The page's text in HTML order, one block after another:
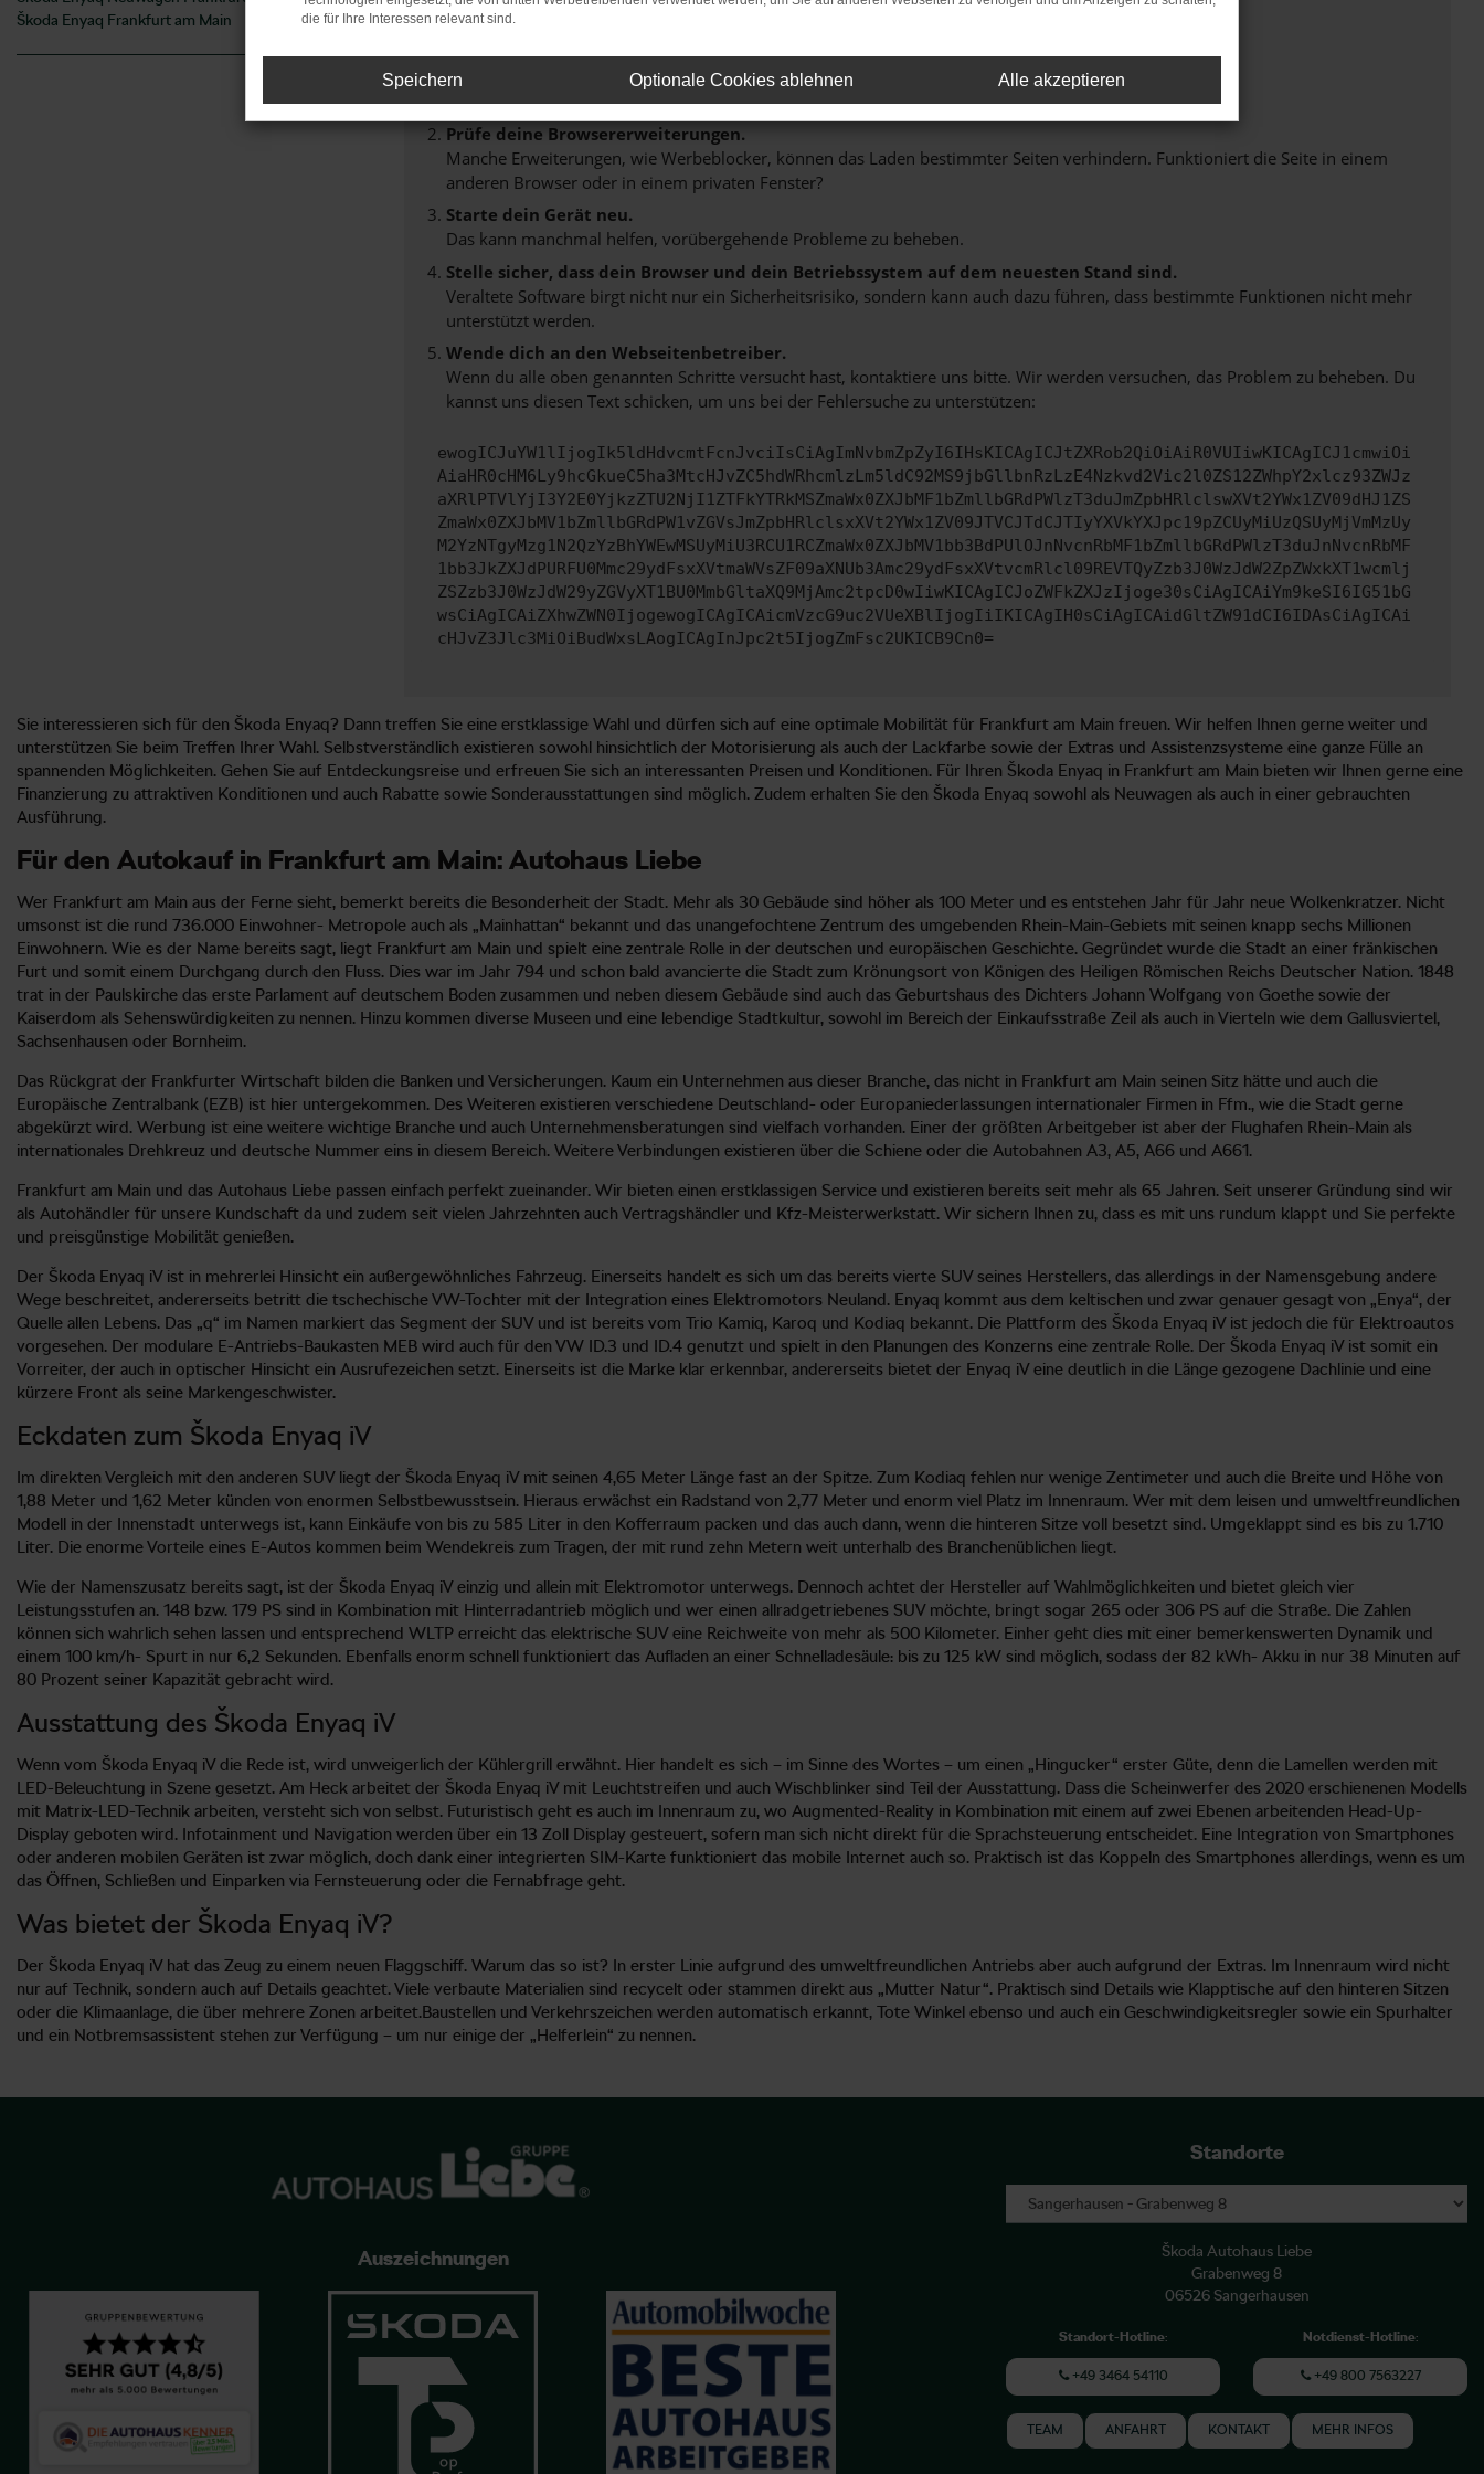
Škoda Enyaq Frankfurt am Main
Beim Laden ist ein Fehler aufgetreten.
Überprüfe deine Firewall und deine Internetverbindung.
Laden andere Webseiten, zum Beispiel deine Suchmaschine?
Prüfe deine Browsererweiterungen.
Manche Erweiterungen, wie Werbeblocker, können das Laden bestimmter Seiten verhindern. Funktioniert die Seite in einem
anderen Browser oder in einem privaten Fenster?
Starte dein Gerät neu.
Das kann manchmal helfen, vorübergehende Probleme zu beheben.
Stelle sicher, dass dein Browser und dein Betriebssystem auf dem neuesten Stand sind.
Veraltete Software birgt nicht nur ein Sicherheitsrisiko, sondern kann auch dazu führen, dass bestimmte Funktionen nicht mehr
unterstützt werden.
Wende dich an den Webseitenbetreiber.
Wenn du alle oben genannten Schritte versucht hast, kontaktiere uns bitte. Wir werden versuchen, das Problem zu beheben. Du
kannst uns diesen Text schicken, um uns bei der Fehlersuche zu unterstützen:
ewogICJuYW1lIjogIk5ldHdvcmtFcnJvciIsCiAgImNvbmZpZyI6IHsKICAgICJtZXRob2QiOiAiR0VUIiwKICAgICJ1cmwiOi
AiaHR0cHM6Ly9hcGkueC5ha3MtcHJvZC5hdWRhcmlzLm5ldC92MS9jbGllbnRzLzE4Nzkvd2Vic2l0ZS12ZWhpY2xlcz93ZWJz
aXRlPTVlYjI3Y2E0YjkzZTU2NjI1ZTFkYTRkMSZmaWx0ZXJbMF1bZmllbGRdPWlzT3duJmZpbHRlclswXVt2YWx1ZV09dHJ1ZS
ZmaWx0ZXJbMV1bZmllbGRdPW1vZGVsJmZpbHRlclsxXVt2YWx1ZV09JTVCJTdCJTIyYXVkYXJpc19pZCUyMiUzQSUyMjVmMzUy
M2YzNTgyMzg1N2QzYzBhYWEwMSUyMiU3RCU1RCZmaWx0ZXJbMV1bb3BdPUlOJnNvcnRbMF1bZmllbGRdPWlzT3duJnNvcnRbMF
1bb3JkZXJdPURFU0Mmc29ydFsxXVtmaWVsZF09aXNUb3Amc29ydFsxXVtvcmRlcl09REVTQyZzb3J0WzJdW2ZpZWxkXT1wcmlj
ZSZzb3J0WzJdW29yZGVyXT1BU0MmbGltaXQ9MjAmc2tpcD0wIiwKICAgICJoZWFkZXJzIjoge30sCiAgICAiYm9keSI6IG51bG
wsCiAgICAiZXhwZWN0IjogewogICAgICAicmVzcG9uc2VUeXBlIjogIiIKICAgIH0sCiAgICAidGltZW91dCI6IDAsCiAgICAi
cHJvZ3Jlc3MiOiBudWxsLAogICAgInJpc2t5IjogZmFsc2UKICB9Cn0=
Sie interessieren sich für den Škoda Enyaq? Dann treffen Sie eine erstklassige Wahl und dürfen sich auf eine optimale Mobilität für Frankfurt am Main freuen. Wir helfen Ihnen gerne weiter und
unterstützen Sie beim Treffen Ihrer Wahl. Selbstverständlich existieren sowohl hinsichtlich der Motorisierung als auch der Lackfarbe sowie der Extras und Assistenzsysteme eine ganze Fülle an
spannenden Möglichkeiten. Gehen Sie auf Entdeckungsreise und erfreuen Sie sich an interessanten Preisen und Konditionen. Für Ihren Škoda Enyaq in Frankfurt am Main bieten wir Ihnen gerne eine
Finanzierung zu attraktiven Konditionen und auch Rabatte sowie Sonderausstattungen sind möglich. Zudem erhalten Sie den Škoda Enyaq sowohl als Neuwagen als auch in einer gebrauchten
Ausführung.
Für den Autokauf in Frankfurt am Main: Autohaus Liebe
Wer Frankfurt am Main aus der Ferne sieht, bemerkt bereits die Besonderheit der Stadt. Mehr als 30 Gebäude sind höher als 100 Meter und es entstehen Jahr für Jahr neue Wolkenkratzer. Nicht
umsonst ist die rund 736.000 Einwohner- Metropole auch als „Mainhattan“ bekannt und das unangefochtene Zentrum des umgebenden Rhein-Main-Gebiets mit seinen knapp sechs Millionen
Einwohnern. Wie es der Name bereits sagt, liegt Frankfurt am Main und spielt eine zentrale Rolle in der deutschen und europäischen Geschichte. Gegründet wurde die Stadt an einer fränkischen
Furt und somit einem Durchgang durch den Fluss. Dies war im Jahr 794 und schon bald avancierte die Stadt zum Krönungsort von Königen des Heiligen Römischen Reichs Deutscher Nation. 1848
trat in der Paulskirche das erste Parlament auf deutschem Boden zusammen und neben diesem Gebäude sind auch das Geburtshaus des Dichters Johann Wolfgang von Goethe sowie der
Kaiserdom als Sehenswürdigkeiten zu nennen. Hinzu kommen diverse Museen und eine lebendige Stadtkultur, sowohl im Bereich der Einkaufsstraße Zeil als auch in Vierteln wie dem Gallusviertel,
Sachsenhausen oder Bornheim.
Das Rückgrat der Frankfurter Wirtschaft bilden die Banken und Versicherungen. Kaum ein Unternehmen aus dieser Branche, das nicht in Frankfurt am Main seinen Sitz hätte und auch die
Europäische Zentralbank (EZB) ist hier untergekommen. Des Weiteren existieren verschiedene Deutschland- oder Europaniederlassungen internationaler Firmen in Ffm., wie die Stadt gerne
abgekürzt wird. Werbung ist eine weitere wichtige Branche und auch Unternehmensberatungen sind vielfach vorhanden. Einer der größten Arbeitgeber ist aber der Flughafen Rhein-Main als
internationales Drehkreuz und deutsche Nummer eins in diesem Bereich. Weitere Verbindungen existieren über die Schiene oder die Autobahnen A3, A5, A66 und A661.
Frankfurt am Main und das Autohaus Liebe passen einfach perfekt zueinander. Wir bieten einen erstklassigen Service und existieren bereits seit mehr als 65 Jahren. Seit unserer Gründung sind wir
als Autohändler für unsere Kundschaft da und zudem seit vielen Jahrzehnten auch Vertragshändler und Kfz-Meisterwerkstatt. Wir sichern Ihnen zu, dass es mit uns rundum klappt und Sie perfekte
und preisgünstige Mobilität genießen.
Der Škoda Enyaq iV ist in mehrerlei Hinsicht ein außergewöhnliches Fahrzeug. Einerseits handelt es sich um das bereits vierte SUV seines Herstellers, das allerdings in der Namensgebung andere
Wege beschreitet, andererseits betritt die tschechische VW-Tochter mit der Integration eines Elektromotors Neuland. Enyaq kommt aus dem keltischen und zwar genauer gesagt von „Enya“, der
Quelle allen Lebens. Das „q“ im Namen markiert das Segment der SUV und ist bereits vom Trio Kamiq, Karoq und Kodiaq bekannt. Die Plattform des Škoda Enyaq iV ist jedoch die für Elektroautos
vorgesehen. Der modulare E-Antriebs-Baukasten MEB wird auch für den VW ID.3 und ID.4 genutzt und spielt in den Planungen des Konzerns eine zentrale Rolle. Der Škoda Enyaq iV ist somit ein
Vorreiter, der auch in optischer Hinsicht ein Ausrufezeichen setzt. Einerseits ist die Marke klar erkennbar, andererseits bietet der Enyaq iV eine deutlich in die Länge gezogene Dachlinie und eine
kürzere Front als seine Markengeschwister.
Eckdaten zum Škoda Enyaq iV
Im direkten Vergleich mit den anderen SUV liegt der Škoda Enyaq iV mit seinen 4,65 Meter Länge fast an der Spitze. Zum Kodiaq fehlen nur wenige Zentimeter und auch die Breite und Höhe von
1,88 Meter und 1,62 Meter künden von enormen Selbstbewusstsein. Hieraus erwächst ein Radstand von 2,77 Meter und enorm viel Platz im Innenraum. Wer mit dem leisen und umweltfreundlichen
Modell in der Innenstadt unterwegs ist, kann Einkäufe von bis zu 585 Liter in den Kofferraum packen und das auch dann, wenn die hinteren Sitze voll besetzt sind. Umgeklappt sind es bis zu 1.710
Liter. Die enorme Vorteile eines E-Autos kommen beim Wendekreis zum Tragen, der mit rund zehn Metern weit unterhalb des Branchenüblichen liegt.
Wie der Namenszusatz bereits sagt, ist der Škoda Enyaq iV einzig und allein mit Elektromotor unterwegs. Dennoch achtet der Hersteller auf Wahlmöglichkeiten und bietet gleich vier
Leistungsstufen an. 148 bzw. 179 PS sind in Kombination mit Hinterradantrieb möglich und wer einen allradgetriebenes SUV möchte, bringt sogar 265 oder 306 PS auf die Straße. Die Zahlen
können sich wahrlich sehen lassen und entsprechend WLTP erreicht das elektrische SUV eine Reichweite von mehr als 500 Kilometer. Einher geht dies mit einer bemerkenswerten Dynamik und
einem 100 km/h- Spurt in nur 6,2 Sekunden. Ebenfalls enorm schnell funktioniert das Aufladen an einer Schnelladesäule: bis zu 125 kW sind möglich, sodass der 82 kWh- Akku in nur 38 Minuten auf
80 Prozent seiner Kapazität gebracht wird.
Ausstattung des Škoda Enyaq iV
Wenn vom Škoda Enyaq iV die Rede ist, wird unweigerlich der Kühlergrill erwähnt. Hier handelt es sich – im Sinne des Wortes – um einen „Hingucker“ erster Güte, denn die Lamellen werden mit
LED-Beleuchtung in Szene gesetzt. Am Heck arbeitet der Škoda Enyaq iV mit Leuchtstreifen und auch Wischblinker sind Teil der Ausstattung. Dass die Scheinwerfer des 2020 erschienenen Modells
mit Matrix-LED-Technik arbeiten, versteht sich von selbst. Futuristisch geht es auch im Innenraum zu, wo Augmented-Reality in Kombination mit einem auf zwei Ebenen arbeitenden Head-Up-
Display geboten wird. Infotainment und Navigation werden über ein 13 Zoll Display gesteuert, sofern man sich nicht direkt für die Sprachsteuerung entscheidet. Eine Integration von Smartphones
oder anderen mobilen Geräten ist zwar möglich, doch dank einer integrierten SIM-Karte funktioniert das mobile Internet auch so. Praktisch ist das Koppeln des Smartphones allerdings, wenn es um
das Öffnen, Schließen und Einparken via Fernsteuerung oder die Fernabfrage geht.
Was bietet der Škoda Enyaq iV?
Der Škoda Enyaq iV hat das Zeug zu einem neuen Flaggschiff. Warum das so ist? In erster Linie aufgrund des umweltfreundlichen Antriebs aber auch aufgrund der Extras. Im Innenraum wird nicht
nur auf Technik, sondern auch auf Details geachtet. Viele verbaute Materialien sind recycelt oder stammen direkt aus „Mutter Natur“. Praktisch sind Details wie Klapptische auf den hinteren Sitzen
oder die Klimaanlage, die über mehrere Zonen arbeitet.Baustellen und Verkehrszeichen werden automatisch erkannt, Tote Winkel ebenso und auch ein Geschwindigkeitsregler sowie ein Spurhalter
und ein Notbremsassistent stehen zur Verfügung – um nur einige der „Helferlein“ zu nennen.
Auszeichnungen
Standorte
Škoda Autohaus Liebe
Grabenweg 8
06526 Sangerhausen
Standort-Hotline:
+49 3464 54110
Notdienst-Hotline:
+49 800 7563227
TEAM ANFAHRT KONTAKT MEHR INFOS
die für Ihre Interessen relevant sind.
Speichern Optionale Cookies ablehnen Alle akzeptieren